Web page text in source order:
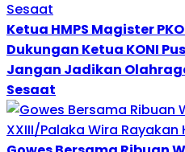
Ketua HMPS Magister
Dukungan Ketua KONI
Jangan Jadikan
Sesaat